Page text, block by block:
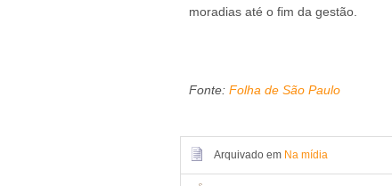
moradias até o fim da gestão.
Fonte: Folha de São Paulo
Arquivado em Na mídia